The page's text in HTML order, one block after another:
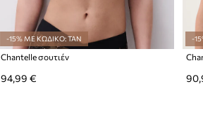
-15% ΜΕ ΚΩΔΙΚΟ: TAN
Chantelle σουτιέν
94,99 €
-